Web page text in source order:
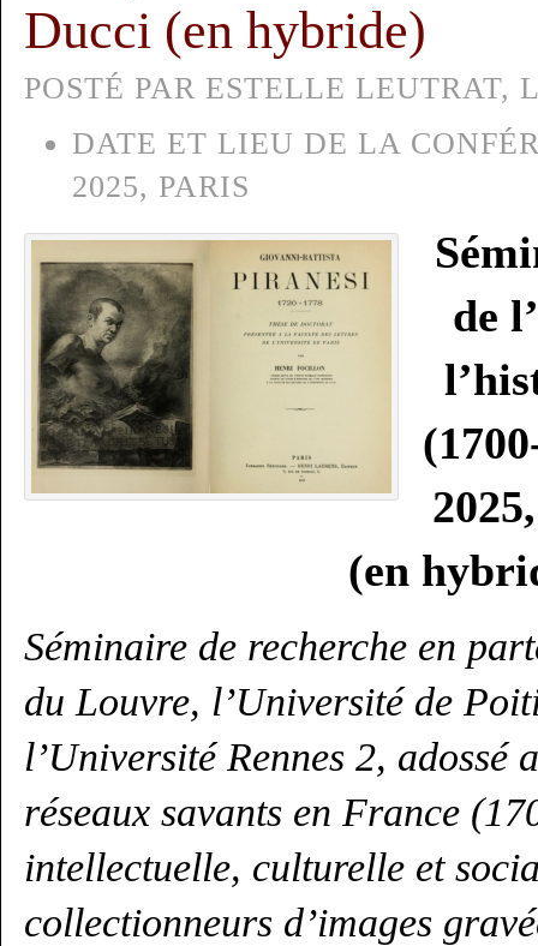
Ducci (en hybride)
POSTÉ PAR ESTELLE LEUTRAT,
DATE ET LIEU DE LA
2025, PARIS
de
(en
Séminaire de recherche en
du Louvre, l’Université de
l’Université Rennes 2, adossé
réseaux savants en France
intellectuelle, culturelle et
collectionneurs d’images